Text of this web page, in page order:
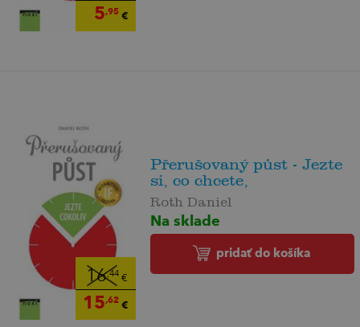
5,95€
16,44€
15,62€
Přerušovaný půst - Jezte
si, co chcete,
Roth Daniel
Na sklade
pridať do košíka